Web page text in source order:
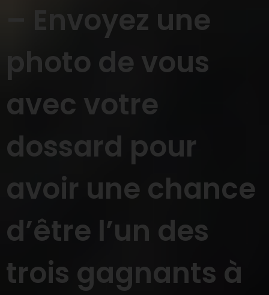
– Envoyez une
photo de vous
avec votre
dossard pour
avoir une chance
d’être l’un des
trois gagnants à